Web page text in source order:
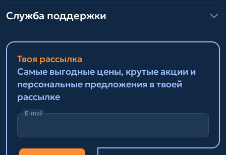
Служба поддержки
Твоя рассылка
Самые выгодные цены, крутые акции и
персональные предложения в твоей
рассылке
E-mail